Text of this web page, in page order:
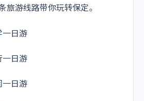
旅游线路带你玩转保定。
一日游
一日游
一日游